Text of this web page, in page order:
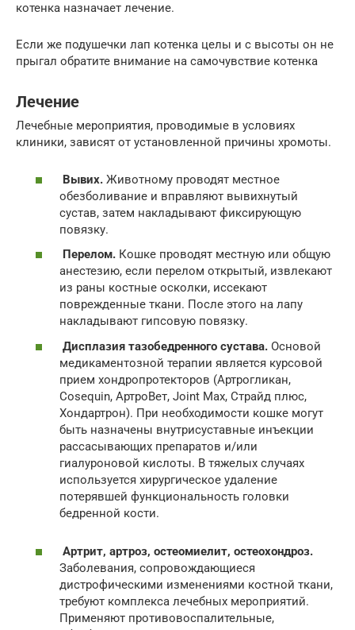
котенка назначает лечение.
Если же подушечки лап котенка целы и с высоты он не
прыгал обратите внимание на самочувствие котенка
Лечение
Лечебные мероприятия, проводимые в условиях
клиники, зависят от установленной причины хромоты.
Вывих. Животному проводят местное
обезболивание и вправляют вывихнутый
сустав, затем накладывают фиксирующую
повязку.
Перелом. Кошке проводят местную или общую
анестезию, если перелом открытый, извлекают
из раны костные осколки, иссекают
поврежденные ткани. После этого на лапу
накладывают гипсовую повязку.
Дисплазия тазобедренного сустава. Основой
медикаментозной терапии является курсовой
прием хондропротекторов (Артрогликан,
Cosequin, АртроВет, Joint Max, Страйд плюс,
Хондартрон). При необходимости кошке могут
быть назначены внутрисуставные инъекции
рассасывающих препаратов и/или
гиалуроновой кислоты. В тяжелых случаях
используется хирургическое удаление
потерявшей функциональность головки
бедренной кости.
Артрит, артроз, остеомиелит, остеохондроз.
Заболевания, сопровождающиеся
дистрофическими изменениями костной ткани,
требуют комплекса лечебных мероприятий.
Применяют противовоспалительные,